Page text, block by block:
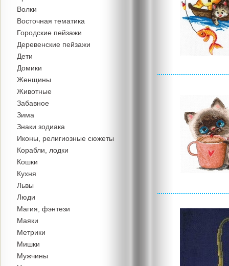
Волки
Восточная тематика
Городские пейзажи
Деревенские пейзажи
Дети
Домики
Женщины
Животные
Забавное
Зима
Знаки зодиака
Иконы, религиозные сюжеты
Корабли, лодки
Кошки
Кухня
Львы
Люди
Магия, фэнтези
Маяки
Метрики
Мишки
Мужчины